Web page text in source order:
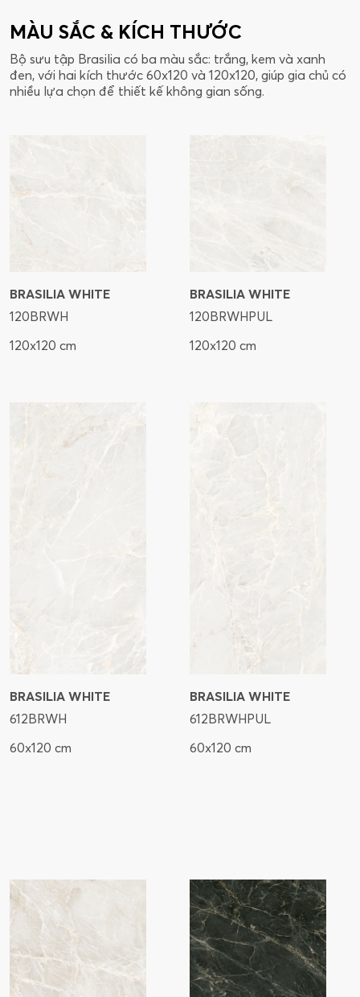
MÀU SẮC & KÍCH THƯỚC
Bộ sưu tập Brasilia có ba màu sắc: trắng, kem và xanh
đen, với hai kích thước 60x120 và 120x120, giúp gia chủ có
nhiều lựa chọn để thiết kế không gian sống.
BRASILIA WHITE
120BRWH
120x120 cm
BRASILIA WHITE
120BRWHPUL
120x120 cm
BRASILIA WHITE
612BRWH
60x120 cm
BRASILIA WHITE
612BRWHPUL
60x120 cm